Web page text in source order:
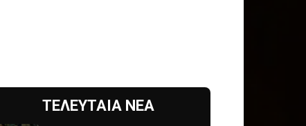
ΤΕΛΕΥΤΑΙΑ ΝΕΑ